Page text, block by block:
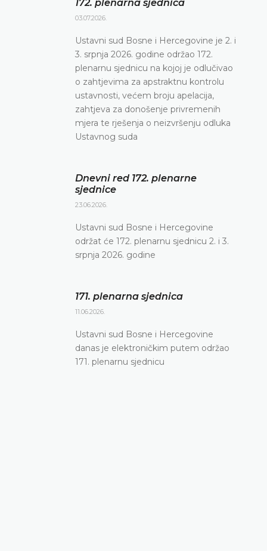
172. plenarna sjednica
03.07.2026.
Ustavni sud Bosne i Hercegovine je 2. i
3. srpnja 2026. godine održao 172.
plenarnu sjednicu na kojoj je odlučivao
o zahtjevima za apstraktnu kontrolu
ustavnosti, većem broju apelacija,
zahtjeva za donošenje privremenih
mjera te rješenja o neizvršenju odluka
Ustavnog suda
Dnevni red 172. plenarne
sjednice
23.06.2026.
Ustavni sud Bosne i Hercegovine
održat će 172. plenarnu sjednicu 2. i 3.
srpnja 2026. godine
171. plenarna sjednica
11.06.2026.
Ustavni sud Bosne i Hercegovine
danas je elektroničkim putem održao
171. plenarnu sjednicu